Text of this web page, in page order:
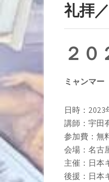
礼拝
２
ミャンマー
日時：2023
講師：宇田
参加費：無
会場：名古
主催：日本
後援：日本